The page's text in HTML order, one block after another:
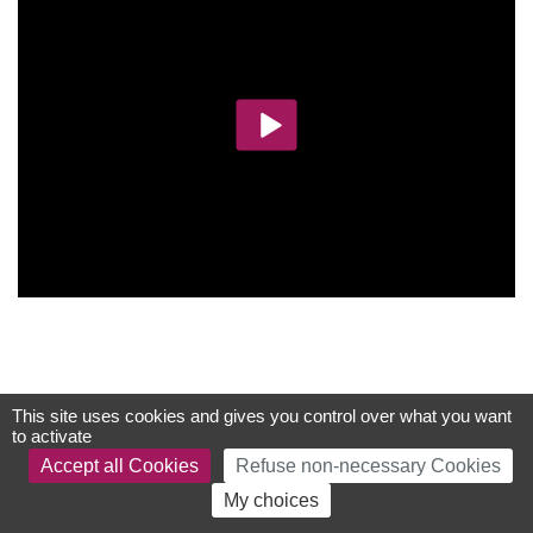
This site uses cookies and gives you control over what you want
to activate
Accept all Cookies
Refuse non-necessary Cookies
My choices